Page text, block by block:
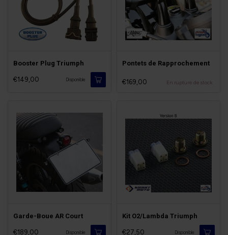
Booster Plug Triumph
€149,00 Disponible
Pontets de Rapprochement
€169,00 En rupture de stock
Garde-Boue AR Court
€189,00 Disponible
Kit O2/Lambda Triumph
€27,50 Disponible